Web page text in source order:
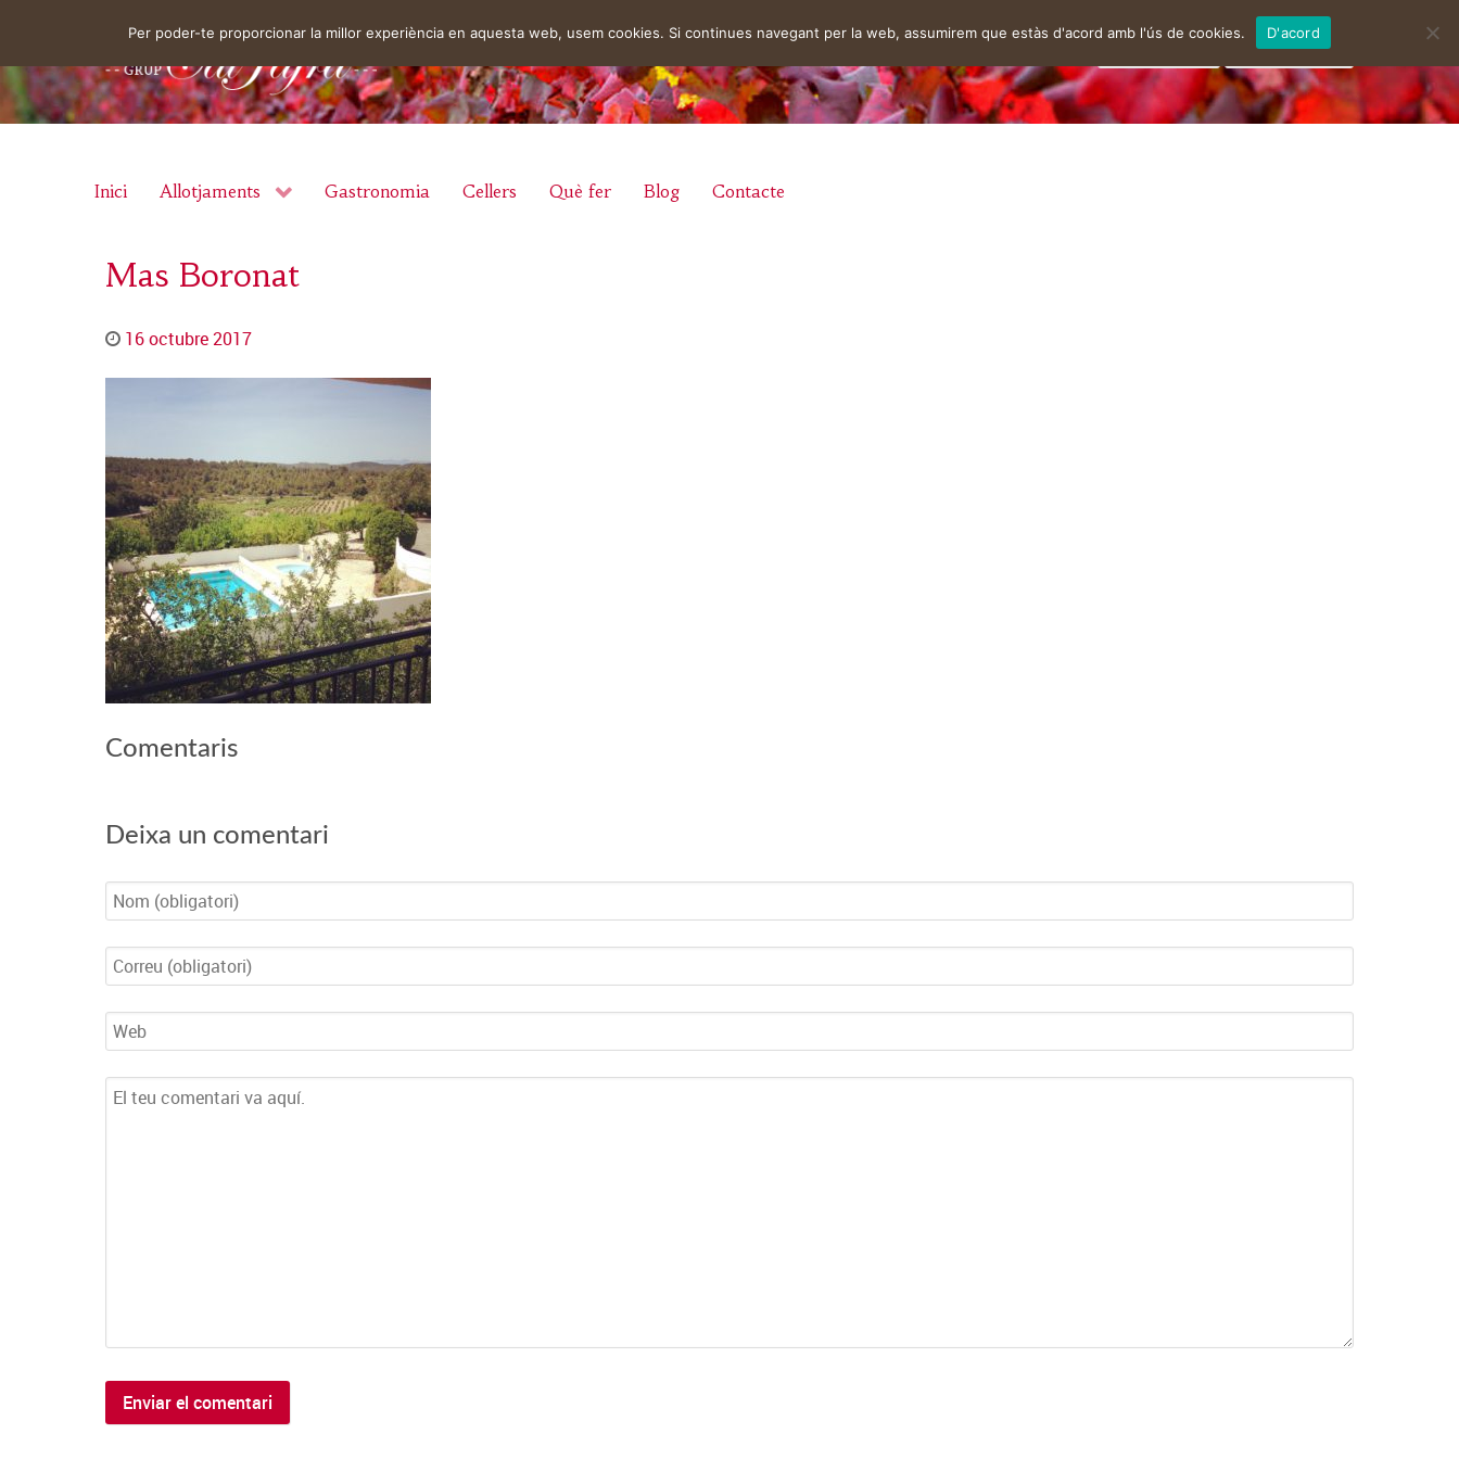
instagram
Inici Allotjaments Gastronomia Cellers Què fer Blog Contacte
Mas Boronat
16 octubre 2017
Comentaris
Deixa un comentari
Per poder-te proporcionar la millor experiència en aquesta web, usem cookies. Si continues navegant per la web, assumirem que estàs d'acord amb l'ús de cookies. D'acord